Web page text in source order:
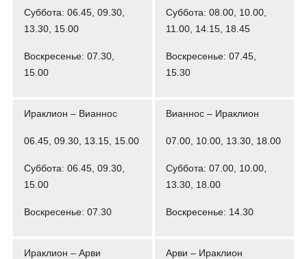
Суббота: 06.45, 09.30,
13.30, 15.00
Воскресенье: 07.30,
15.00
Суббота: 08.00, 10.00,
11.00, 14.15, 18.45
Воскресенье: 07.45,
15.30
Ираклион – Вианнос
06.45, 09.30, 13.15, 15.00
Суббота: 06.45, 09.30,
15.00
Воскресенье: 07.30
Вианнос – Ираклион
07.00, 10.00, 13.30, 18.00
Суббота: 07.00, 10.00,
13.30, 18.00
Воскресенье: 14.30
Ираклион – Арви Арви – Ираклион